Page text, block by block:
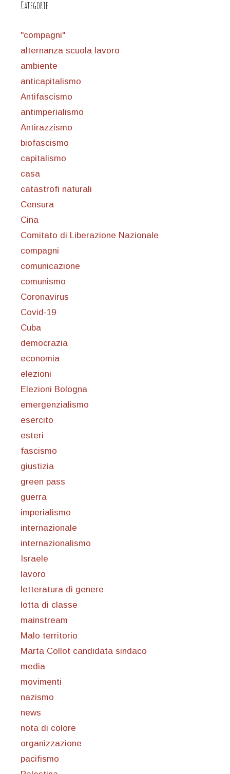
Categorie
"compagni"
alternanza scuola lavoro
ambiente
anticapitalismo
Antifascismo
antimperialismo
Antirazzismo
biofascismo
capitalismo
casa
catastrofi naturali
Censura
Cina
Comitato di Liberazione Nazionale
compagni
comunicazione
comunismo
Coronavirus
Covid-19
Cuba
democrazia
economia
elezioni
Elezioni Bologna
emergenzialismo
esercito
esteri
fascismo
giustizia
green pass
guerra
imperialismo
internazionale
internazionalismo
Israele
lavoro
letteratura di genere
lotta di classe
mainstream
Malo territorio
Marta Collot candidata sindaco
media
movimenti
nazismo
news
nota di colore
organizzazione
pacifismo